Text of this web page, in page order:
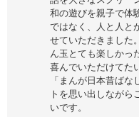
和の遊びを親子で体
ではなく、人と人と
せていただきました
ん玉とても楽しかっ
喜んでいただけてた
「まんが日本昔ば
トを思い出しながら
いです。